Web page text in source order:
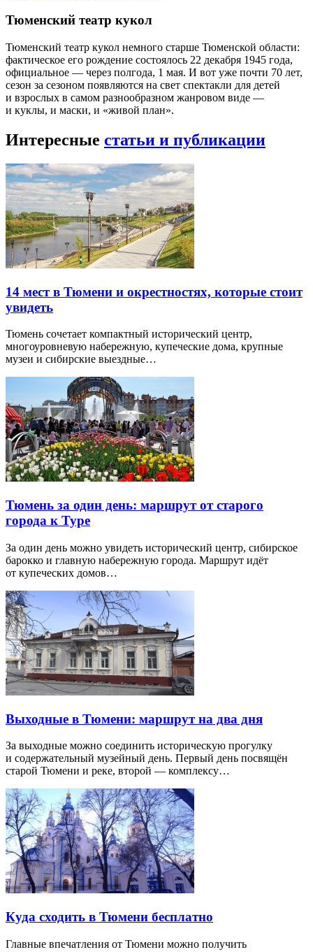
Тюменский театр кукол
Тюменский театр кукол немного старше Тюменской области:
фактическое его рождение состоялось 22 декабря 1945 года,
официальное — через полгода, 1 мая. И вот уже почти 70 лет,
сезон за сезоном появляются на свет спектакли для детей
и взрослых в самом разнообразном жанровом виде —
и куклы, и маски, и «живой план».
Интересные статьи и публикации
14 мест в Тюмени и окрестностях, которые стоит
увидеть
Тюмень сочетает компактный исторический центр,
многоуровневую набережную, купеческие дома, крупные
музеи и сибирские выездные…
Тюмень за один день: маршрут от старого
города к Туре
За один день можно увидеть исторический центр, сибирское
барокко и главную набережную города. Маршрут идёт
от купеческих домов…
Выходные в Тюмени: маршрут на два дня
За выходные можно соединить историческую прогулку
и содержательный музейный день. Первый день посвящён
старой Тюмени и реке, второй — комплексу…
Куда сходить в Тюмени бесплатно
Главные впечатления от Тюмени можно получить